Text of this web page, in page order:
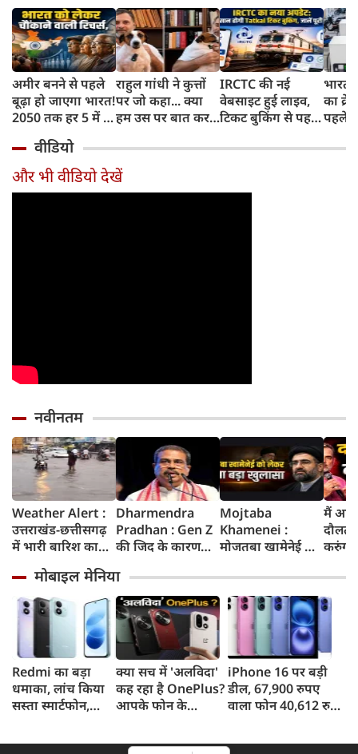
अमीर बनने से पहले
बूढ़ा हो जाएगा भारत!
2050 तक हर 5 में 1
साल से ज्यादा उम्र का
राहुल गांधी ने कुत्तों
पर जो कहा... क्या
हम उस पर बात कर
IRCTC की नई
वेबसाइट हुई लाइव,
टिकट बुकिंग से पहले
काम, जानें पूरा
भारत
का
पहले
और
वीडियो
और भी वीडियो देखें
नवीनतम
Weather Alert :
उत्तराखंड-छत्तीसगढ़
में भारी बारिश का
में हल्की बारिश, जानें
IMD का ताजा
अपडेट
Dharmendra
Pradhan : Gen Z
की जिद के कारण
ताकत को नहीं किया
जा सकता
नजरअंदाज, बोले पूर्व
शिक्षा मंत्री धर्मेंद्र
प्रधान
Mojtaba
Khamenei :
मोजतबा खामेनेई की
सकती है मौत,
इजराइली मीडिया के
दावे के बीच सामने
आया वीडियो, कैसी है
ईरान के सुप्रीम लीडर
की हालत
मैं आज
दौलत
रील
गूंज में
गांधी
मोबाइल मेनिया
Redmi का बड़ा
धमाका, लांच किया
सस्ता स्मार्टफोन,
क्या सच में 'अलविदा'
कह रहा है OnePlus?
आपके फोन के
iPhone 16 पर बड़ी
डील, 67,900 रुपए
वाला फोन 40,612 रुपए